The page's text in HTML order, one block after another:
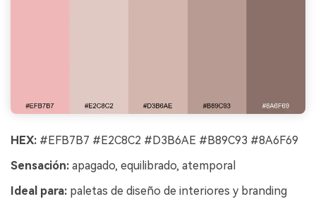
HEX: #EFB7B7 #E2C8C2 #D3B6AE #B89C93 #8A6F69
Sensación: apagado, equilibrado, atemporal
Ideal para: paletas de diseño de interiores y branding